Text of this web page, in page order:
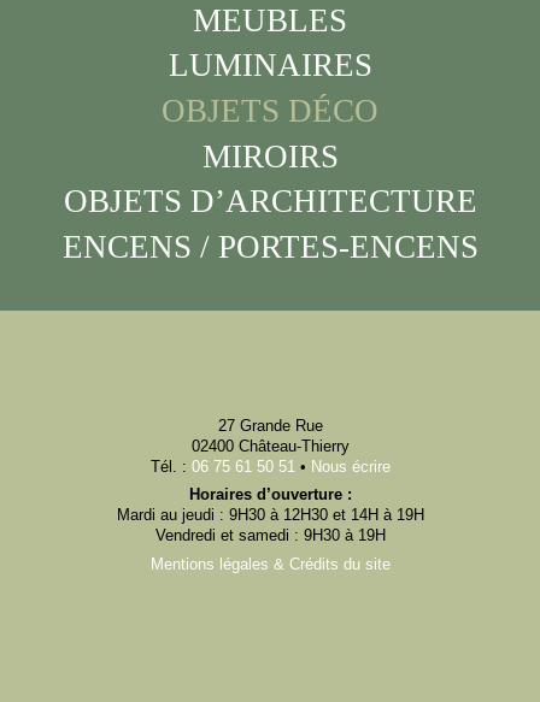
MEUBLES
LUMINAIRES
OBJETS DÉCO
MIROIRS
OBJETS D’ARCHITECTURE
ENCENS / PORTES-ENCENS
27 Grande Rue
02400 Château-Thierry
Tél. : 06 75 61 50 51 • Nous écrire
Horaires d’ouverture :
Mardi au jeudi : 9H30 à 12H30 et 14H à 19H
Vendredi et samedi : 9H30 à 19H
Mentions légales & Crédits du site